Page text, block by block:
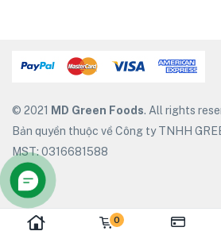
0
© 2021 MD Green Foods. All rights
Bản quyền thuộc về Công ty TNHH
MST: 0316681588